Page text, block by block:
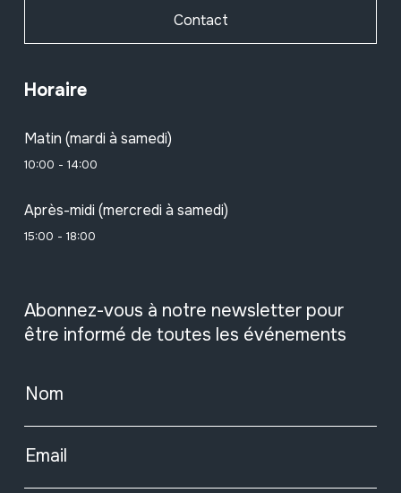
Contact
Horaire
Matin (mardi à samedi)
10:00 - 14:00
Après-midi (mercredi à samedi)
15:00 - 18:00
Abonnez-vous à notre newsletter pour
être informé de toutes les événements
Nom
Email